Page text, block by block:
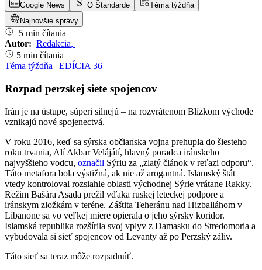
Google News O Štandarde
Téma týždňa
Najnovšie správy
5 min čítania
Autor: Redakcia,
5 min čítania
Téma týždňa | EDÍCIA 36
Rozpad perzskej siete spojencov
Irán je na ústupe, súperi silnejú – na rozvrátenom Blízkom východe
vznikajú nové spojenectvá.
V roku 2016, keď sa sýrska občianska vojna prehupla do šiesteho
roku trvania, Alí Akbar Velájátí, hlavný poradca iránskeho
najvyššieho vodcu, označil Sýriu za „zlatý článok v reťazi odporu“.
Táto metafora bola výstižná, ak nie až arogantná. Islamský štát
vtedy kontroloval rozsiahle oblasti východnej Sýrie vrátane Rakky.
Režim Bašára Asada prežil vďaka ruskej leteckej podpore a
iránskym zložkám v teréne. Záštita Teheránu nad Hizballáhom v
Libanone sa vo veľkej miere opierala o jeho sýrsky koridor.
Islamská republika rozšírila svoj vplyv z Damasku do Stredomoria a
vybudovala si sieť spojencov od Levanty až po Perzský záliv.
Táto sieť sa teraz môže rozpadnúť.